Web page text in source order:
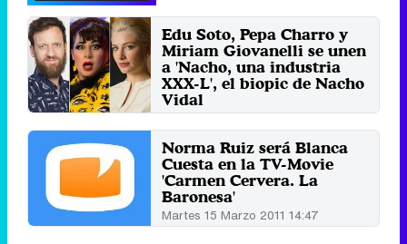
Edu Soto, Pepa Charro y
Miriam Giovanelli se unen
a 'Nacho, una industria
XXX-L', el biopic de Nacho
Vidal
Martes 19 Abril 2022 12:15
Norma Ruiz será Blanca
Cuesta en la TV-Movie
'Carmen Cervera. La
Baronesa'
Martes 15 Marzo 2011 14:47